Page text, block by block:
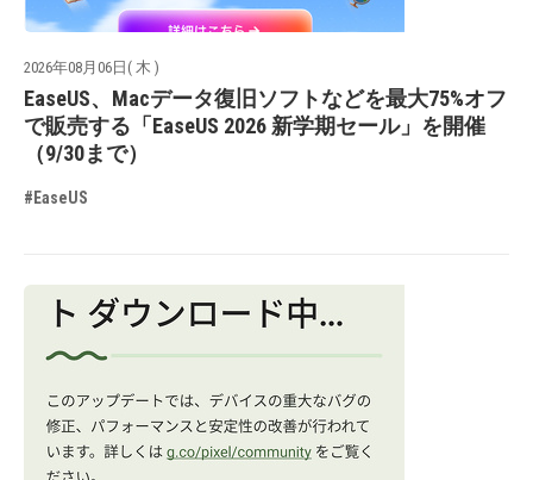
2026年08月06日( 木 )
EaseUS、Macデータ復旧ソフトなどを最大75%オフ
で販売する「EaseUS 2026 新学期セール」を開催
（9/30まで）
#EaseUS